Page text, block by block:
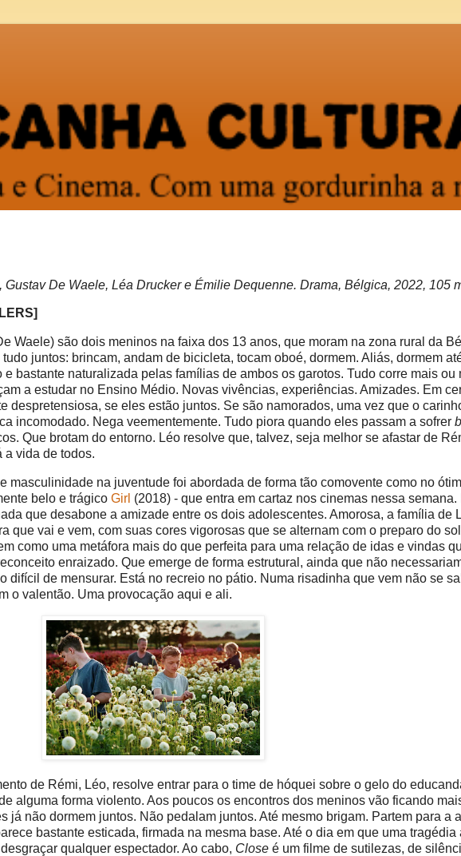
De Waele, Léa Drucker e Émilie Dequenne. Drama, Bélgica, 2022, 105
Waele) são dois meninos na faixa dos 13 anos, que moram na zona rural da
juntos: brincam, andam de bicicleta, tocam oboé, dormem. Aliás, dormem
bastante naturalizada pelas famílias de ambos os garotos. Tudo corre mais ou
a estudar no Ensino Médio. Novas vivências, experiências. Amizades. Em
despretensiosa, se eles estão juntos. Se são namorados, uma vez que o
incomodado. Nega veementemente. Tudo piora quando eles passam a sofrer
Que brotam do entorno. Léo resolve que, talvez, seja melhor se afastar de
a vida de todos.
masculinidade na juventude foi abordada de forma tão comovente como no
belo e trágico Girl (2018) - que entra em cartaz nos cinemas nessa semana.
que desabone a amizade entre os dois adolescentes. Amorosa, a família de
que vai e vem, com suas cores vigorosas que se alternam com o preparo do
como uma metáfora mais do que perfeita para uma relação de idas e vindas
enraizado. Que emerge de forma estrutural, ainda que não
difícil de mensurar. Está no recreio no pátio. Numa risadinha que vem não se
o valentão. Uma provocação aqui e ali.
de Rémi, Léo, resolve entrar para o time de hóquei sobre o gelo do
alguma forma violento. Aos poucos os encontros dos meninos vão ficando
já não dormem juntos. Não pedalam juntos. Até mesmo brigam. Partem para a
bastante esticada, firmada na mesma base. Até o dia em que uma tragédia
qualquer espectador. Ao cabo, Close é um filme de sutilezas, de